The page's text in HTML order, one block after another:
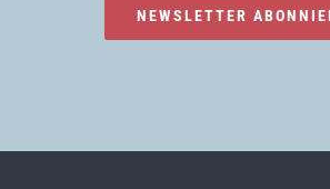
NEWSLETTER